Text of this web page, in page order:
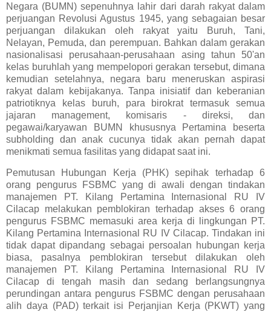
Negara (BUMN) sepenuhnya lahir dari darah rakyat dalam
perjuangan Revolusi Agustus 1945, yang sebagaian besar
perjuangan dilakukan oleh rakyat yaitu Buruh, Tani,
Nelayan, Pemuda, dan perempuan. Bahkan dalam gerakan
nasionalisasi perusahaan-perusahaan asing tahun 50'an
kelas buruhlah yang mempelopori gerakan tersebut, dimana
kemudian setelahnya, negara baru meneruskan aspirasi
rakyat dalam kebijakanya. Tanpa inisiatif dan keberanian
patriotiknya kelas buruh, para birokrat termasuk semua
jajaran management, komisaris - direksi, dan
pegawai/karyawan BUMN khususnya Pertamina beserta
subholding dan anak cucunya tidak akan pernah dapat
menikmati semua fasilitas yang didapat saat ini.
Pemutusan Hubungan Kerja (PHK) sepihak terhadap 6
orang pengurus FSBMC yang di awali dengan tindakan
manajemen PT. Kilang Pertamina Internasional RU IV
Cilacap melakukan pemblokiran terhadap akses 6 orang
pengurus FSBMC memasuki area kerja di lingkungan PT.
Kilang Pertamina Internasional RU IV Cilacap. Tindakan ini
tidak dapat dipandang sebagai persoalan hubungan kerja
biasa, pasalnya pemblokiran tersebut dilakukan oleh
manajemen PT. Kilang Pertamina Internasional RU IV
Cilacap di tengah masih dan sedang berlangsungnya
perundingan antara pengurus FSBMC dengan perusahaan
alih daya (PAD) terkait isi Perjanjian Kerja (PKWT) yang